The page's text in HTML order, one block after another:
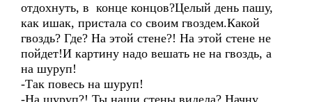
отдохнуть, в конце концов?Целый день пашу,
как ишак, пристала со своим гвоздем.Какой
гвоздь? Где? На этой стене?! На этой стене не
пойдет!И картину надо вешать не на гвоздь, а
на шуруп!
-Так повесь на шуруп!
-На шуруп?! Ты наши стены видела? Начну